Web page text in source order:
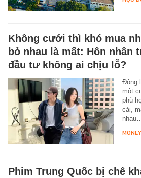
Không cưới thì khó mua
bỏ nhau là mất: Hôn nhân
đầu tư không ai chịu lỗ?
Động
một
phù
cái,
Phim Trung Quốc bị chê